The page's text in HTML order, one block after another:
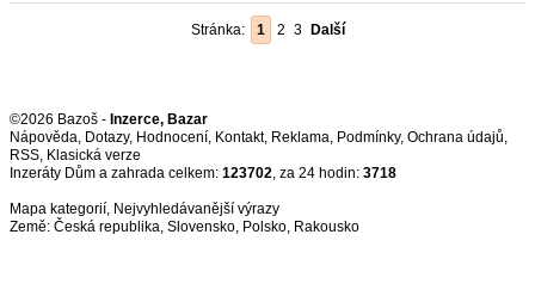
Stránka: 1 2 3 Další
©2026 Bazoš - Inzerce, Bazar
Nápověda, Dotazy, Hodnocení, Kontakt, Reklama, Podmínky, Ochrana údajů,
RSS,
Inzeráty Dům a zahrada celkem: 123702, za 24 hodin: 3718
Mapa kategorií, Nejvyhledávanější výrazy
Země: Česká republika, Slovensko, Polsko, Rakousko